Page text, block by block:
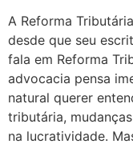
A Reforma
desde que seu
fala em Reforma
advocacia pensa
natural querer
tributária,
na lucratividade.